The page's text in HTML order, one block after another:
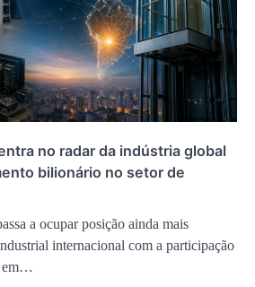
no radar da indústria global
bilionário no setor de
a ocupar posição ainda mais
internacional com a participação
em…